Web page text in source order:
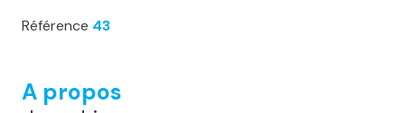
Référence 43
A propos